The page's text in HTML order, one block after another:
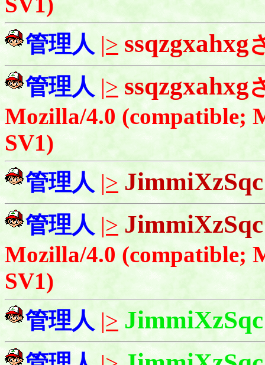
管理人 |> ssqzgxahxg
管理人 |> ssqzgxahxg
Mozilla/4.0 (compatible;
SV1)
管理人 |> JimmiXzSqc
管理人 |> JimmiXzSqc
Mozilla/4.0 (compatible;
SV1)
管理人 |> JimmiXzSqc